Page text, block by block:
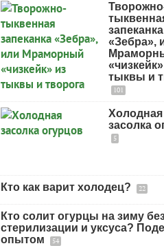
запеканка
«Зебра»,
тыквы и
101
Холодная
засолка
5
Кто как варит холодец? 22
Кто солит огурцы на зиму
стерилизации и уксуса?
опытом
54